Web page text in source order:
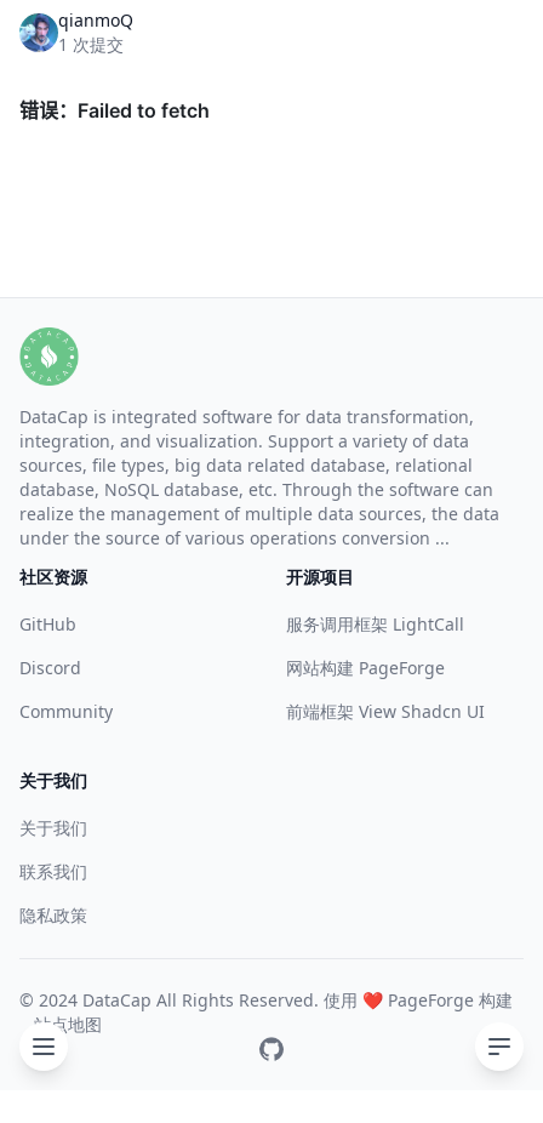
qianmoQ
1 次提交
DataCap is integrated software for data transformation,
integration, and visualization. Support a variety of data
sources, file types, big data related database, relational
database, NoSQL database, etc. Through the software can
realize the management of multiple data sources, the data
under the source of various operations conversion ...
社区资源
GitHub
Discord
Community
开源项目
服务调用框架 LightCall
网站构建 PageForge
前端框架 View Shadcn UI
关于我们
关于我们
联系我们
隐私政策
© 2024 DataCap All Rights Reserved. 使用 ❤️ PageForge 构建
站点地图